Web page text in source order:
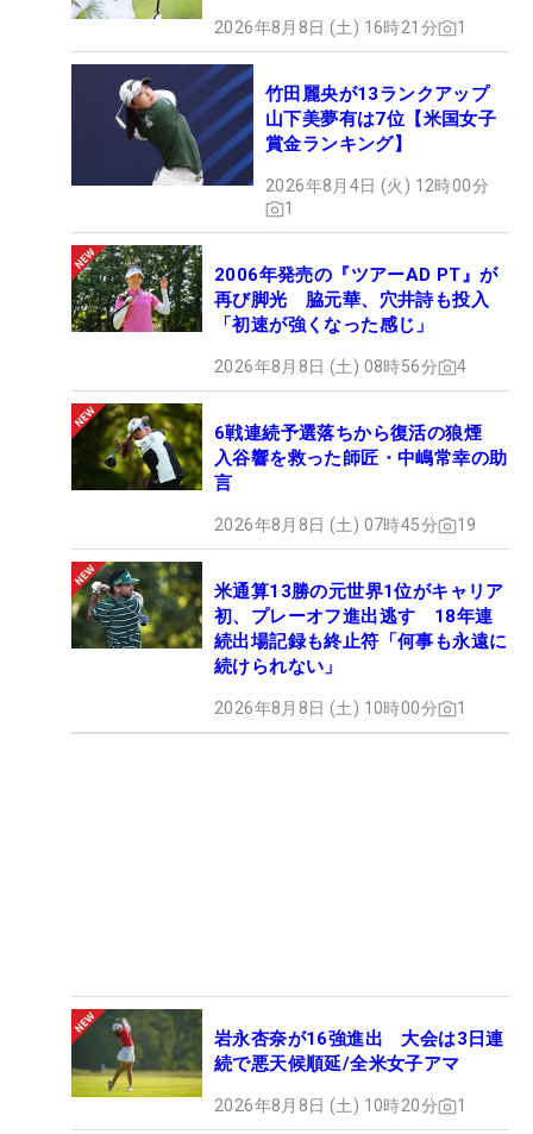
2026年8月8日 (土) 16時21分 1
竹田麗央が13ランクアップ
山下美夢有は7位【米国女子
賞金ランキング】
2026年8月4日 (火) 12時00分
1
2006年発売の『ツアーAD PT』が
再び脚光 脇元華、穴井詩も投入
「初速が強くなった感じ」
2026年8月8日 (土) 08時56分 4
6戦連続予選落ちから復活の狼煙
入谷響を救った師匠・中嶋常幸の助
言
2026年8月8日 (土) 07時45分 19
米通算13勝の元世界1位がキャリア
初、プレーオフ進出逃す 18年連
続出場記録も終止符「何事も永遠に
続けられない」
2026年8月8日 (土) 10時00分 1
岩永杏奈が16強進出 大会は3日連
続で悪天候順延/全米女子アマ
2026年8月8日 (土) 10時20分 1